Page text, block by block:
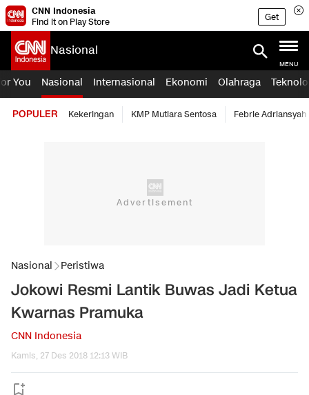
CNN Indonesia
Find it on Play Store
Get
Nasional
MENU
You Nasional Internasional Ekonomi Olahraga
POPULER Kekeringan KMP Mutiara Sentosa Febrie Adriansyah
Nasional Peristiwa
Jokowi Resmi Lantik Buwas Jadi Ketua
Kwarnas Pramuka
CNN Indonesia
Kamis, 27 Des 2018 12:13 WIB